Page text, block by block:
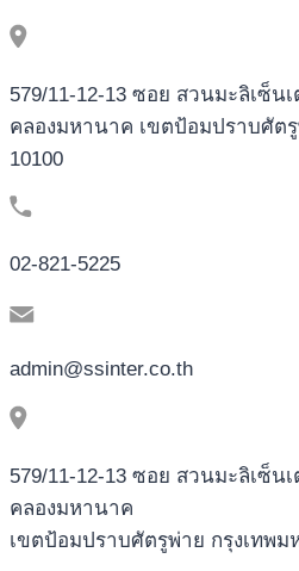
579/11-12-13 ซอย สวนมะลิเซ็น
คลองมหานาค เขตป้อมปราบศัต
10100
02-821-5225
admin@ssinter.co.th
579/11-12-13 ซอย สวนมะลิเซ็น
คลองมหานาค
เขตป้อมปราบศัตรูพ่าย กรุงเทพม